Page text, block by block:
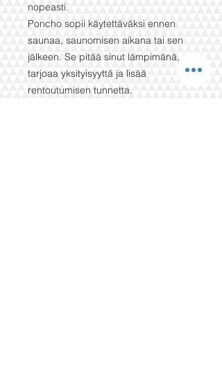
nopeasti.
Poncho sopii käytettäväksi ennen
saunaa, saunomisen aikana tai sen
jälkeen. Se pitää sinut lämpimänä,
tarjoaa yksityisyyttä ja lisää
rentoutumisen tunnetta.